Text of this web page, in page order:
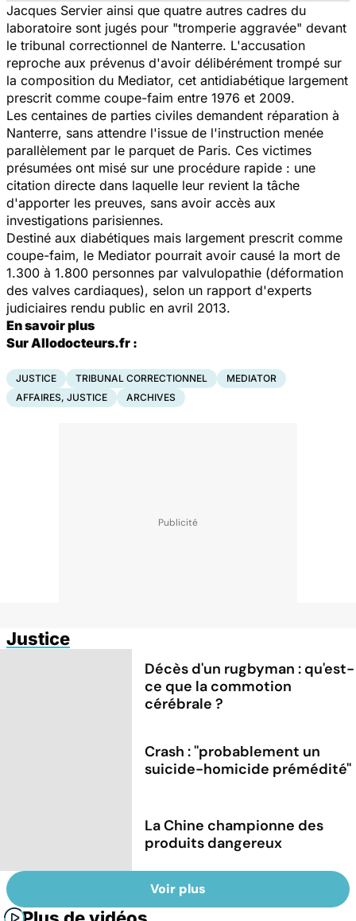
Jacques Servier ainsi que quatre autres cadres du
laboratoire sont jugés pour "tromperie aggravée" devant
le tribunal correctionnel de Nanterre. L'accusation
reproche aux prévenus d'avoir délibérément trompé sur
la composition du Mediator, cet antidiabétique largement
prescrit comme coupe-faim entre 1976 et 2009.
Les centaines de parties civiles demandent réparation à
Nanterre, sans attendre l'issue de l'instruction menée
parallèlement par le parquet de Paris. Ces victimes
présumées ont misé sur une procédure rapide : une
citation directe dans laquelle leur revient la tâche
d'apporter les preuves, sans avoir accès aux
investigations parisiennes.
Destiné aux diabétiques mais largement prescrit comme
coupe-faim, le Mediator pourrait avoir causé la mort de
1.300 à 1.800 personnes par valvulopathie (déformation
des valves cardiaques), selon un rapport d'experts
judiciaires rendu public en avril 2013.
En savoir plus
Sur Allodocteurs.fr :
JUSTICE TRIBUNAL CORRECTIONNEL
MEDIATOR
AFFAIRES, JUSTICE
ARCHIVES
Justice
Décès d'un rugbyman : qu'est-
ce que la commotion
cérébrale ?
Crash : ''probablement un
suicide-homicide prémédité''
La Chine championne des
produits dangereux
Voir plus